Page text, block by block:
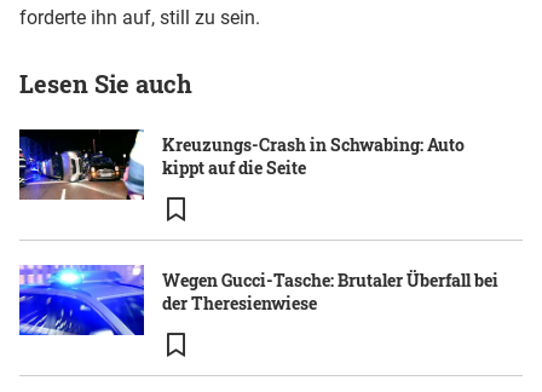
forderte ihn auf, still zu sein.
Lesen Sie auch
Kreuzungs-Crash in Schwabing: Auto
kippt auf die Seite
Wegen Gucci-Tasche: Brutaler Überfall bei
der Theresienwiese